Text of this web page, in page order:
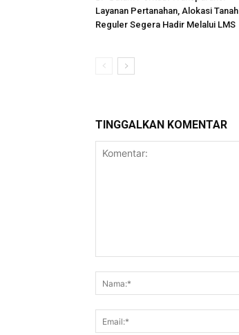
Layanan Pertanahan, Alokasi Tanah
Reguler Segera Hadir Melalui LMS
TINGGALKAN KOMENTAR